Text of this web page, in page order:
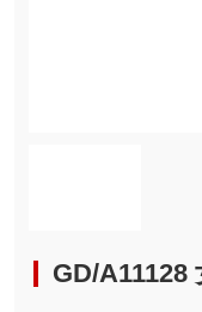
GD/A11128